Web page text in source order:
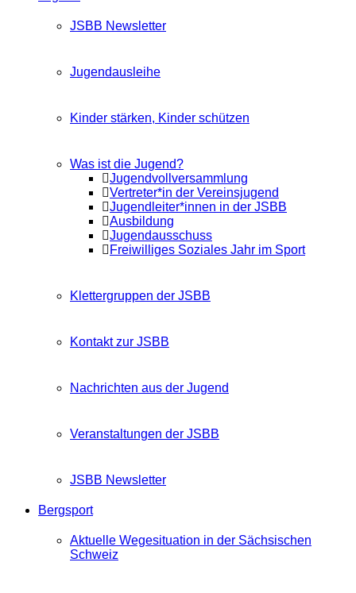
JSBB Newsletter
Jugendausleihe
Kinder stärken, Kinder schützen
Was ist die Jugend?
Jugendvollversammlung
Vertreter*in der Vereinsjugend
Jugendleiter*innen in der JSBB
Ausbildung
Jugendausschuss
Freiwilliges Soziales Jahr im Sport
Klettergruppen der JSBB
Kontakt zur JSBB
Nachrichten aus der Jugend
Veranstaltungen der JSBB
JSBB Newsletter
Bergsport
Aktuelle Wegesituation in der Sächsischen
Schweiz